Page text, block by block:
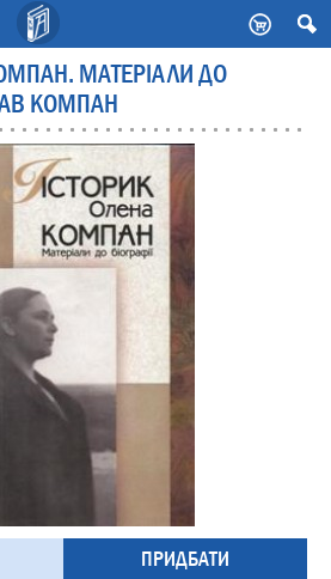
МАТЕРІАЛИ ДО
КОМПАН
ПРИДБАТИ